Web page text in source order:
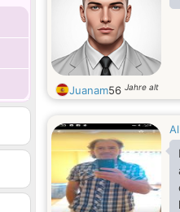
Juanam56 Jahre alt